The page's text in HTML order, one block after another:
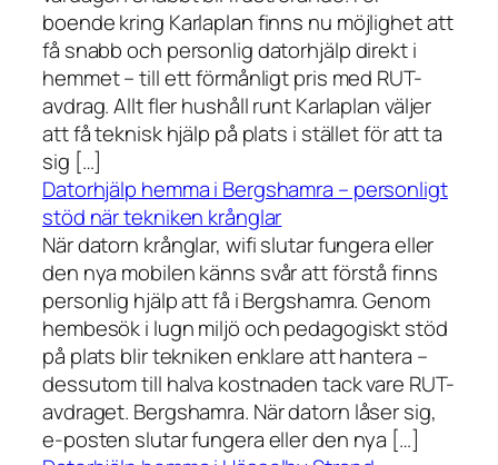
boende kring Karlaplan finns nu möjlighet att
få snabb och personlig datorhjälp direkt i
hemmet – till ett förmånligt pris med RUT-
avdrag. Allt fler hushåll runt Karlaplan väljer
att få teknisk hjälp på plats i stället för att ta
sig […]
Datorhjälp hemma i Bergshamra – personligt
stöd när tekniken krånglar
När datorn krånglar, wifi slutar fungera eller
den nya mobilen känns svår att förstå finns
personlig hjälp att få i Bergshamra. Genom
hembesök i lugn miljö och pedagogiskt stöd
på plats blir tekniken enklare att hantera –
dessutom till halva kostnaden tack vare RUT-
avdraget. Bergshamra. När datorn låser sig,
e-posten slutar fungera eller den nya […]